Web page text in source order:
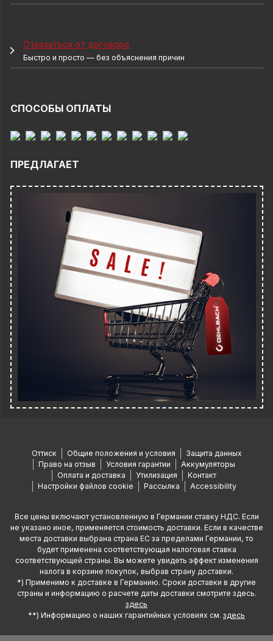
Отказаться от договора
Быстро и просто — без объяснения причин
СПОСОБЫ ОПЛАТЫ
ПРЕДЛАГАЕТ
Оттиск Общие положения и условия
Защита данных
Право на отзыв
Условия гарантии
Аккумуляторы
Оплата и доставка
Утилизация
Контакт
Настройки файлов cookie
Рассылка Accessibility
Все цены включают установленную в Германии ставку НДС. Если
не указано иное, применяется стоимость доставки. Если в качестве
места доставки выбрана страна ЕС за пределами Германии, то
будет применена соответствующая налоговая ставка
соответствующей страны. Вы можете увидеть эффект изменения
налога в корзине покупок, выбрав страну доставки.
*) Применимо к доставке в Германию. Сроки доставки в другие
страны и информацию о расчете даты доставки смотрите здесь.
здесь
**) Информацию о наших гарантийных условиях см. здесь